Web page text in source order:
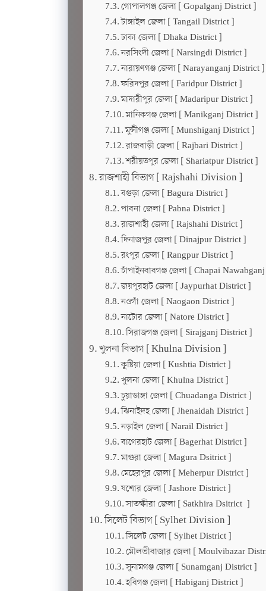
গোপালগঞ্জ জেলা [ Gopalganj District ]
টাঙ্গাইল জেলা [ Tangail District ]
ঢাকা জেলা [ Dhaka District ]
নরসিংদী জেলা [ Narsingdi District ]
নারায়ণগঞ্জ জেলা [ Narayanganj District ]
ফরিদপুর জেলা [ Faridpur District ]
মাদারীপুর জেলা [ Madaripur District ]
মানিকগঞ্জ জেলা [ Manikganj District ]
মুন্সীগঞ্জ জেলা [ Munshiganj District ]
রাজবাড়ী জেলা [ Rajbari District ]
শরীয়তপুর জেলা [ Shariatpur District ]
রাজশাহী বিভাগ [ Rajshahi Division ]
বগুড়া জেলা [ Bagura District ]
পাবনা জেলা [ Pabna District ]
রাজশাহী জেলা [ Rajshahi District ]
দিনাজপুর জেলা [ Dinajpur District ]
রংপুর জেলা [ Rangpur District ]
চাঁপাইনবাবগঞ্জ জেলা [ Chapai
জয়পুরহাট জেলা [ Jaypurhat District ]
নওগাঁ জেলা [ Naogaon District ]
নাটোর জেলা [ Natore District ]
সিরাজগঞ্জ জেলা [ Sirajganj District ]
খুলনা বিভাগ [ Khulna Division ]
কুষ্টিয়া জেলা [ Kushtia District ]
খুলনা জেলা [ Khulna District ]
চুয়াডাঙ্গা জেলা [ Chuadanga District ]
ঝিনাইদহ জেলা [ Jhenaidah District ]
নড়াইল জেলা [ Narail District ]
বাগেরহাট জেলা [ Bagerhat District ]
মাগুরা জেলা [ Magura Dsitrict ]
মেহেরপুর জেলা [ Meherpur District ]
যশোর জেলা [ Jashore District ]
সাতক্ষীরা জেলা [ Satkhira Dsitrict ]
সিলেট বিভাগ [ Sylhet Division ]
সিলেট জেলা [ Sylhet District ]
মৌলভীবাজার জেলা [ Moulvibazar
সুনামগঞ্জ জেলা [ Sunamganj District ]
হবিগঞ্জ জেলা [ Habiganj District ]